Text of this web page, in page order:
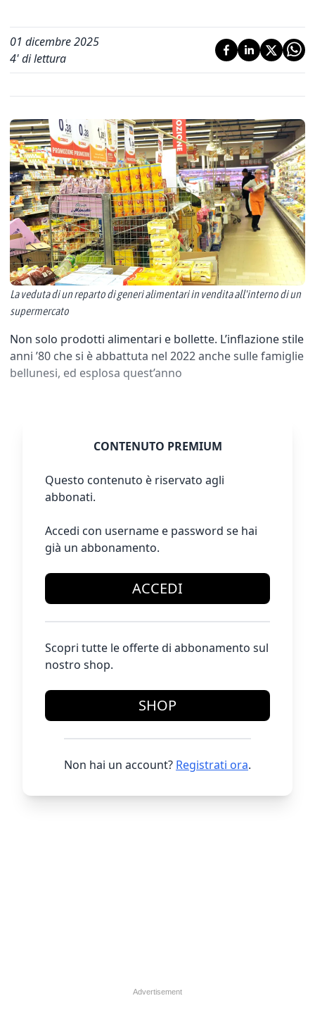
01 dicembre 2025
4' di lettura
La veduta di un reparto di generi alimentari in vendita all'interno di un
supermercato
Non solo prodotti alimentari e bollette. L’inflazione stile
anni ’80 che si è abbattuta nel 2022 anche sulle famiglie
bellunesi, ed esplosa quest’anno
CONTENUTO PREMIUM
Questo contenuto è riservato agli
abbonati.
Accedi con username e password se hai
già un abbonamento.
ACCEDI
Scopri tutte le offerte di abbonamento sul
nostro shop.
SHOP
Non hai un account? Registrati ora.